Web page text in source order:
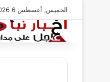
الخميس, أغسطس 6 2026